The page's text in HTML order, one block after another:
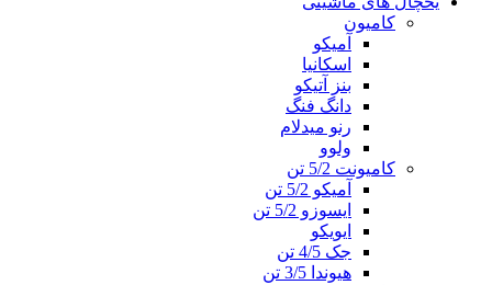
کامیون
آمیکو
اسکانیا
بنز آتیکو
دانگ فنگ
رنو میدلام
ولوو
کامیونت 5/2 تن
آمیکو 5/2 تن
ایسوزو 5/2 تن
ایویکو
جک 4/5 تن
هیوندا 3/5 تن